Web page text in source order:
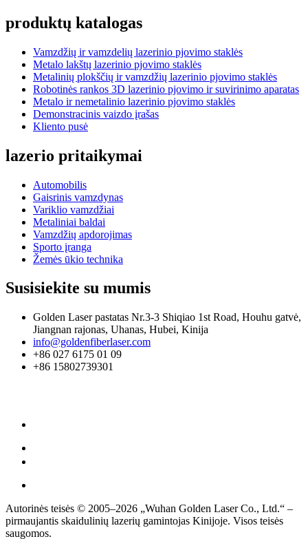
produktų katalogas
Vamzdžių ir vamzdelių lazerinio pjovimo staklės
Metalo lakštų lazerinio pjovimo staklės
Metalinių plokščių ir vamzdžių lazerinio pjovimo staklės
Robotinės rankos 3D lazerinio pjovimo ir suvirinimo aparatas
Metalo ir nemetalinio lazerinio pjovimo staklės
Demonstracinis vaizdo įrašas
Kliento pusė
lazerio pritaikymai
Automobilis
Gaisrinis vamzdynas
Variklio vamzdžiai
Metaliniai baldai
Vamzdžių apdorojimas
Sporto įranga
Žemės ūkio technika
Susisiekite su mumis
Golden Laser pastatas Nr.3-3 Shiqiao 1st Road, Houhu gatvė,
Jiangnan rajonas, Uhanas, Hubei, Kinija
info@goldenfiberlaser.com
+86 027 6175 01 09
+86 15802739301
Autorinės teisės © 2005–2026 „Wuhan Golden Laser Co., Ltd.“ –
pirmaujantis skaidulinių lazerių gamintojas Kinijoje. Visos teisės
saugomos.